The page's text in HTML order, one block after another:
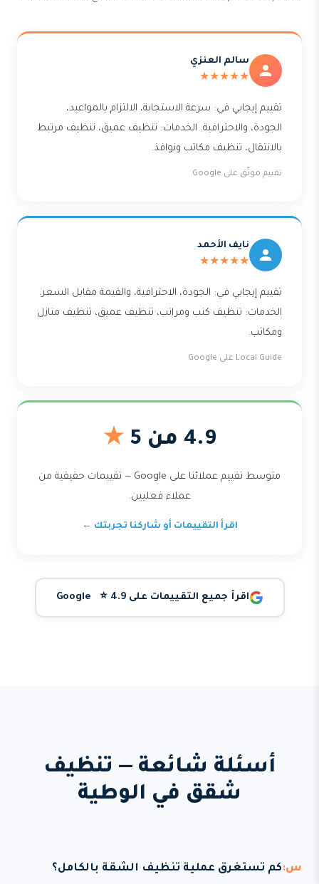
سالم العنزي
★★★★★
تقييم إيجابي في: سرعة الاستجابة، الالتزام بالمواعيد،
الجودة، والاحترافية. الخدمات: تنظيف عميق، تنظيف مرتبط
بالانتقال، تنظيف مكاتب ونوافذ.
تقييم موثّق على Google
نايف الأحمد
★★★★★
تقييم إيجابي في: الجودة، الاحترافية، والقيمة مقابل السعر.
الخدمات: تنظيف كنب ومراتب، تنظيف عميق، تنظيف منازل
ومكاتب.
Local Guide على Google
4.9 من 5 ★
متوسط تقييم عملائنا على Google — تقييمات حقيقية من
عملاء فعليين.
اقرأ التقييمات أو شاركنا تجربتك ←
اقرأ جميع التقييمات على Google ⭐ 4.9
أسئلة شائعة — تنظيف
شقق في الوطية
كم تستغرق عملية تنظيف الشقة بالكامل؟